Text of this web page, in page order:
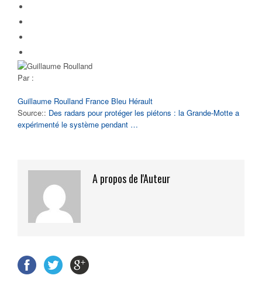
Par :
Guillaume Roulland France Bleu Hérault
Source:: Des radars pour protéger les piétons : la Grande-Motte a
expérimenté le système pendant …
A propos de l'Auteur